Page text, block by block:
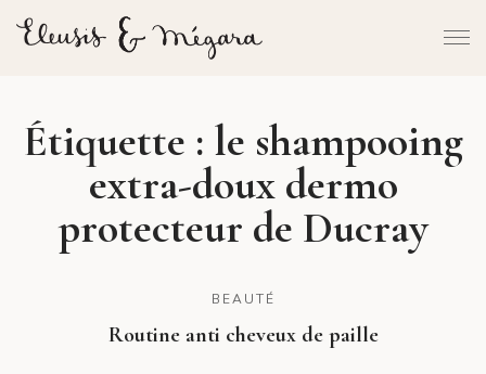
Étiquette : le shampooing
extra-doux dermo
protecteur de Ducray
BEAUTÉ
Routine anti cheveux de paille